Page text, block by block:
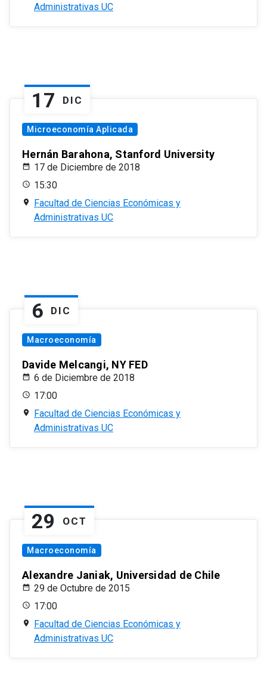
Administrativas UC
17 DIC
Microeconomía Aplicada
Hernán Barahona, Stanford University
17 de Diciembre de 2018
15:30
Facultad de Ciencias Económicas y
Administrativas UC
6 DIC
Macroeconomía
Davide Melcangi, NY FED
6 de Diciembre de 2018
17:00
Facultad de Ciencias Económicas y
Administrativas UC
29 OCT
Macroeconomía
Alexandre Janiak, Universidad de Chile
29 de Octubre de 2015
17:00
Facultad de Ciencias Económicas y
Administrativas UC